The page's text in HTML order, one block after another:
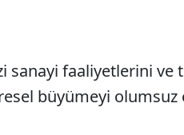
sanayi faaliyetlerini ve
büyümeyi